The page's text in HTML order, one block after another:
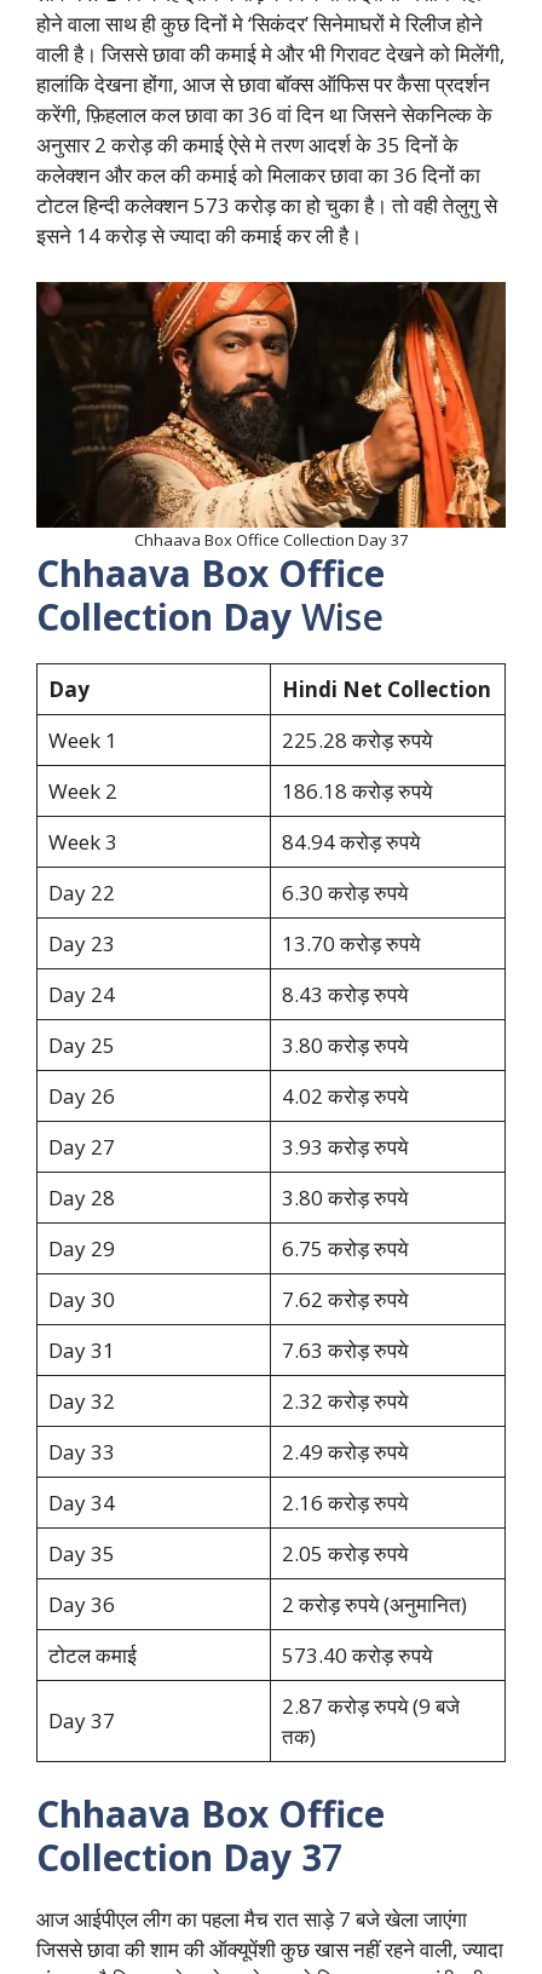
होने वाला साथ ही कुछ दिनों मे ‘सिकंदर’ सिनेमाघरों मे रिलीज होने
वाली है। जिससे छावा की कमाई मे और भी गिरावट देखने को मिलेंगी,
हालांकि देखना होंगा, आज से छावा बॉक्स ऑफिस पर कैसा प्रदर्शन
करेंगी, फ़िहलाल कल छावा का 36 वां दिन था जिसने सेकनिल्क के
अनुसार 2 करोड़ की कमाई ऐसे मे तरण आदर्श के 35 दिनों के
कलेक्शन और कल की कमाई को मिलाकर छावा का 36 दिनों का
टोटल हिन्दी कलेक्शन 573 करोड़ का हो चुका है। तो वही तेलुगु से
इसने 14 करोड़ से ज्यादा की कमाई कर ली है।
Chhaava Box Office Collection Day 37
Chhaava Box Office
Collection DayWise
Day
Hindi Net Collection
Week 1
225.28 करोड़ रुपये
Week 2
186.18 करोड़ रुपये
Week 3
84.94 करोड़ रुपये
Day 22
6.30 करोड़ रुपये
Day 23
13.70 करोड़ रुपये
Day 24
8.43 करोड़ रुपये
Day 25
3.80 करोड़ रुपये
Day 26
4.02 करोड़ रुपये
Day 27
3.93 करोड़ रुपये
Day 28
3.80 करोड़ रुपये
Day 29
6.75 करोड़ रुपये
Day 30
7.62 करोड़ रुपये
Day 31
7.63 करोड़ रुपये
Day 32
2.32 करोड़ रुपये
Day 33
2.49 करोड़ रुपये
Day 34
2.16 करोड़ रुपये
Day 35
2.05 करोड़ रुपये
Day 36
2 करोड़ रुपये (अनुमानित)
टोटल कमाई
573.40 करोड़ रुपये
Day 37
2.87 करोड़ रुपये (9 बजे
तक)
Chhaava Box Office
Collection Day 37
आज आईपीएल लीग का पहला मैच रात साड़े 7 बजे खेला जाएंगा
जिससे छावा की शाम की ऑक्यूपेंशी कुछ खास नहीं रहने वाली, ज्यादा